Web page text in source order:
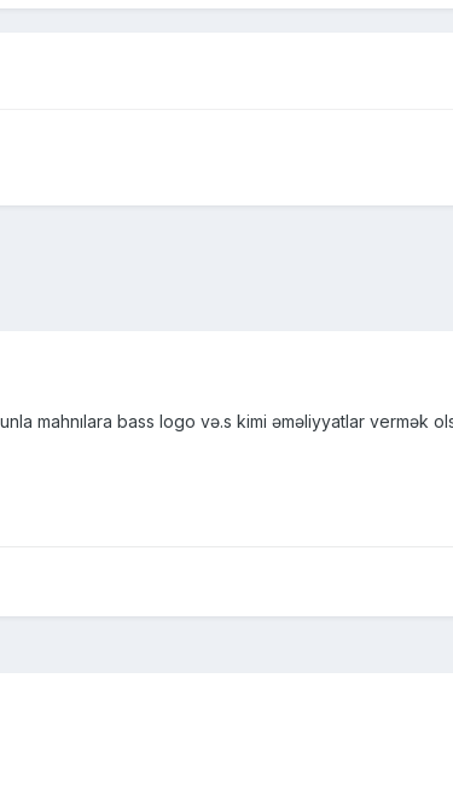
mahnılara bass logo və.s kimi əməliyyatlar vermək